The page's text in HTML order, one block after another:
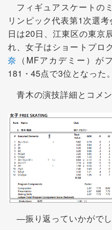
フィギュアスケートの
リンピック代表第1次選
日は20日、江東区の東京
れ、女子はショートプロ
奈 （MFアカデミー）が
181・45点で3位となった。
青木の演技詳細とコメ
―振り返っていかがでし